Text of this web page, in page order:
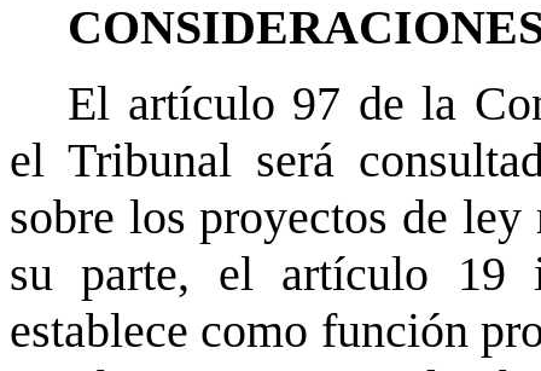
El artículo 97 de la
el Tribunal será
sobre los proyectos de
su parte, el artículo 19
establece como función